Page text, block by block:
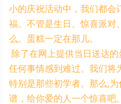
小的庆祝活动中，我们都会
福。不管是生日、惊喜派对
么。蛋糕一定在那儿。
除了在网上提供当日送达
任何事情感到难过。我们将
特别是那些初学者。那么,
谱，给你爱的人一个惊喜吧